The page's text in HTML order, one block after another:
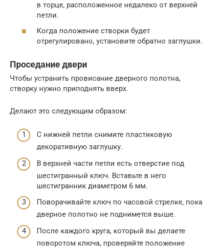
в торце, расположенное недалеко от верхней
петли.
Когда положение створки будет
отрегулировано, установите обратно заглушки.
Проседание двери
Чтобы устранить провисание дверного полотна,
створку нужно приподнять вверх.
Делают это следующим образом:
С нижней петли снимите пластиковую
декоративную заглушку.
В верхней части петли есть отверстие под
шестигранный ключ. Вставьте в него
шестигранник диаметром 6 мм.
Поворачивайте ключ по часовой стрелке, пока
дверное полотно не поднимется выше.
После каждого круга, который вы делаете
поворотом ключа, проверяйте положение